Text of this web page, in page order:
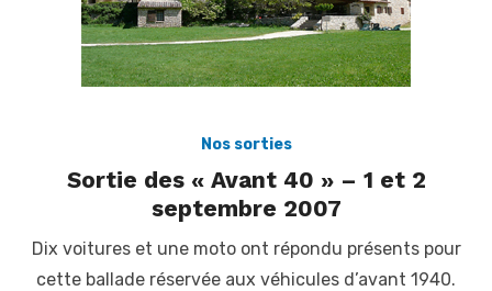
Nos sorties
Sortie des « Avant 40 » – 1 et 2
septembre 2007
Dix voitures et une moto ont répondu présents pour
cette ballade réservée aux véhicules d’avant 1940.